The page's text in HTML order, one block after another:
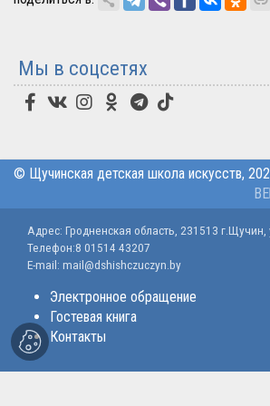
Мы в соцсетях
© Щучинская детская школа искусств,
Адрес: Гродненская область, 231513
Телефон:8 01514 43207
E-mail: mail@dshishczuczyn.by
Электронное обращение
Гостевая книга
Контакты